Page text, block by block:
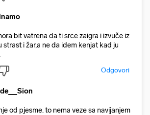
bit vatrena da ti srce zaigra i izvuče iz
strast i žar,a ne da idem kenjat kad ju
Odgovori
od pjesme. to nema veze sa navijanjem